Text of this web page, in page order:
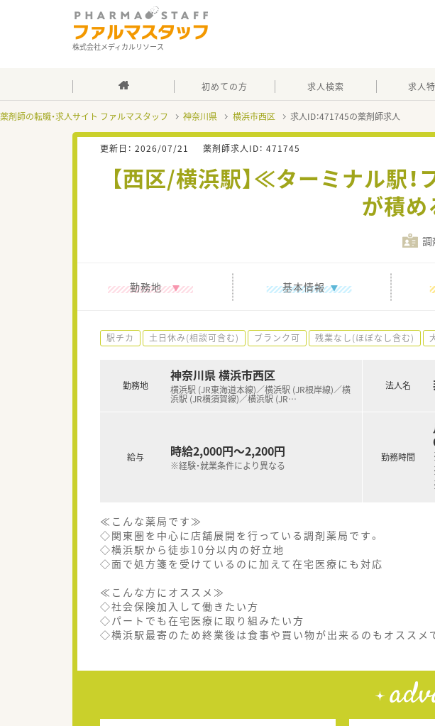
株式会社メディカルリソース
初めての方 求人検索 求人
薬剤師の転職・求人サイト ファルマスタッフ 神奈川県 横浜市西区 求人ID：471745の薬剤師求人
更新日： 2026/07/21 薬剤師求人ID： 471745
【西区/横浜駅】≪ターミナル駅
が積め
調
勤務地 基本情報
駅チカ 土日休み(相談可含む) ブランク可 残業なし(ほぼなし含む)
勤務地
神奈川県 横浜市西区
横浜駅 (JR東海道本線)／横浜駅 (JR根岸線)／横
浜駅 (JR横須賀線)／横浜駅 (JR…
給与 時給2,000円～2,200円
※経験・就業条件により異なる
法人名
勤務時間
≪こんな薬局です≫
◇関東圏を中心に店舗展開を行っている調剤薬局です。
◇横浜駅から徒歩10分以内の好立地
◇面で処方箋を受けているのに加えて在宅医療にも対応
≪こんな方にオススメ≫
◇社会保険加入して働きたい方
◇パートでも在宅医療に取り組みたい方
◇横浜駅最寄のため終業後は食事や買い物が出来るのもオススメ